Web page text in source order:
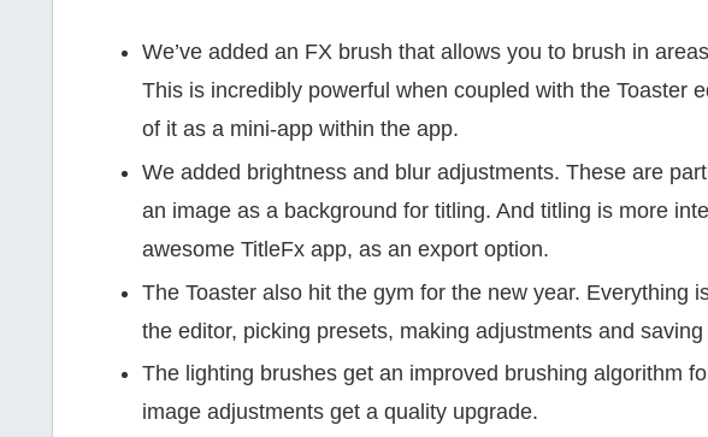
We’ve added an FX brush that allows you to brush in
This is incredibly powerful when coupled with the Toaster
of it as a mini-app within the app.
We added brightness and blur adjustments. These are
an image as a background for titling. And titling is more
awesome TitleFx app, as an export option.
The Toaster also hit the gym for the new year. Everything
the editor, picking presets, making adjustments and
The lighting brushes get an improved brushing algorithm
image adjustments get a quality upgrade.